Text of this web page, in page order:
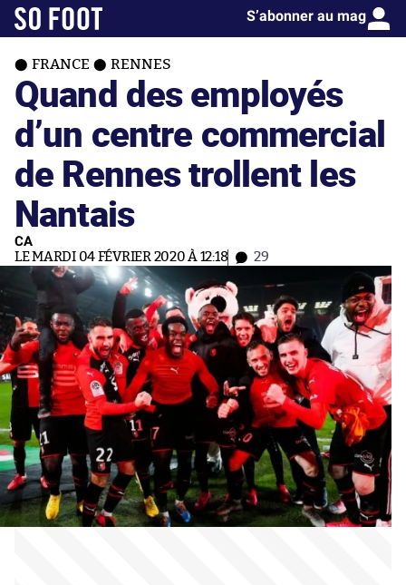
S’abonner au mag
FRANCE RENNES
Quand des employés
d’un centre commercial
de Rennes trollent les
Nantais
CA
LE MARDI 04 FÉVRIER 2020 À 12:18 29